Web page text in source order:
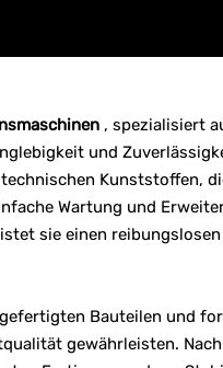
, spezialisiert
und
Kunststoffen,
Wartung und
sie einen
Bauteilen und
gewährleisten.